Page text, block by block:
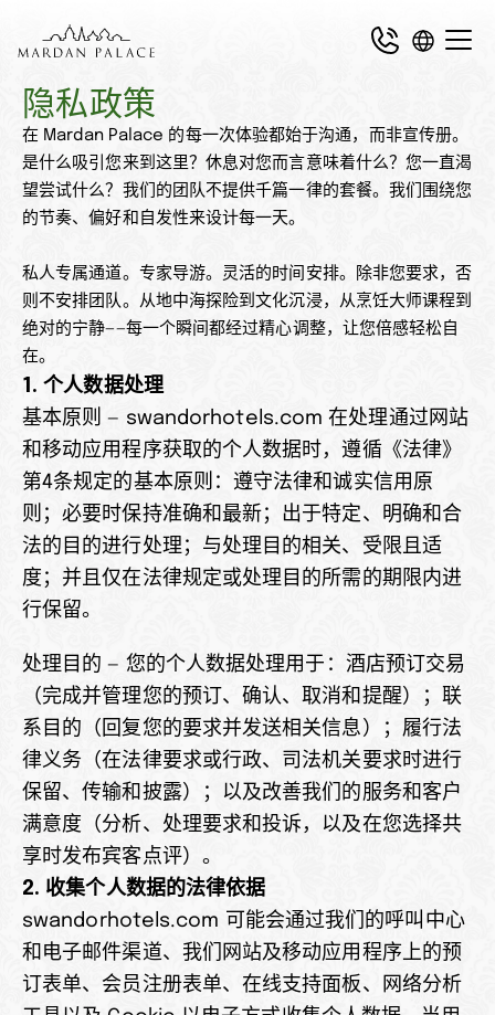
隐私政策
在 Mardan Palace 的每一次体验都始于沟通，而非宣传册。
是什么吸引您来到这里？休息对您而言意味着什么？您一直渴
望尝试什么？我们的团队不提供千篇一律的套餐。我们围绕您
的节奏、偏好和自发性来设计每一天。
私人专属通道。专家导游。灵活的时间安排。除非您要求，否
则不安排团队。从地中海探险到文化沉浸，从烹饪大师课程到
绝对的宁静——每一个瞬间都经过精心调整，让您倍感轻松自
在。
1. 个人数据处理
基本原则 — swandorhotels.com 在处理通过网站
和移动应用程序获取的个人数据时，遵循《法律》
第4条规定的基本原则：遵守法律和诚实信用原
则；必要时保持准确和最新；出于特定、明确和合
法的目的进行处理；与处理目的相关、受限且适
度；并且仅在法律规定或处理目的所需的期限内进
行保留。
处理目的 — 您的个人数据处理用于：酒店预订交易
（完成并管理您的预订、确认、取消和提醒）；联
系目的（回复您的要求并发送相关信息）；履行法
律义务（在法律要求或行政、司法机关要求时进行
保留、传输和披露）；以及改善我们的服务和客户
满意度（分析、处理要求和投诉，以及在您选择共
享时发布宾客点评）。
2. 收集个人数据的法律依据
swandorhotels.com 可能会通过我们的呼叫中心
和电子邮件渠道、我们网站及移动应用程序上的预
订表单、会员注册表单、在线支持面板、网络分析